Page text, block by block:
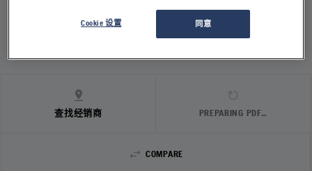
FORWARD PLATE LF 75 LAT | 420mm | Honda | CN
查找经销商 PREPARING PDF…
COMPARE
同意
Cookie 设置